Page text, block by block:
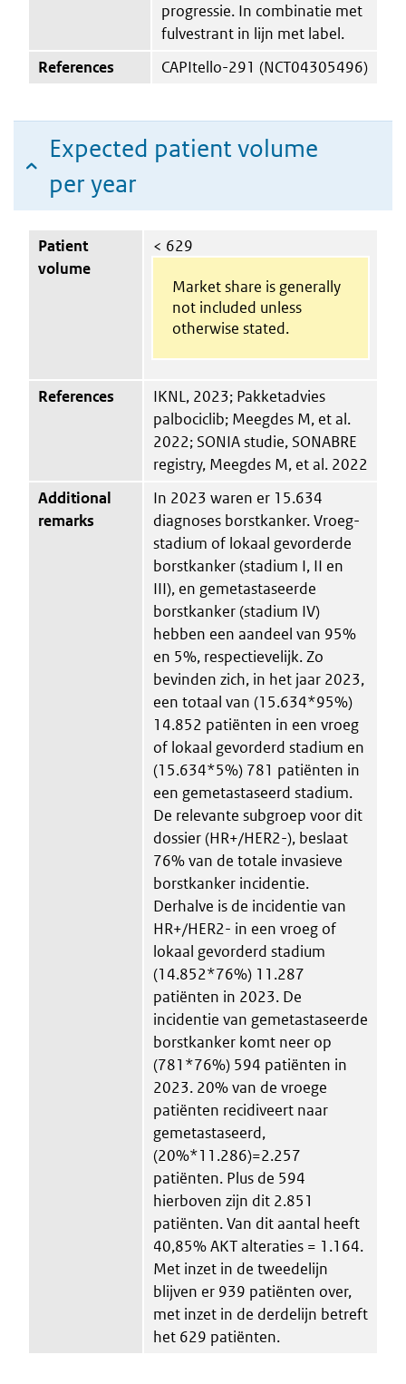
progressie. In combinatie met
fulvestrant in lijn met label.
References
CAPItello-291 (NCT04305496)
Expected patient volume
per year
Patient
volume
< 629
Market share is generally
not included unless
otherwise stated.
References
IKNL, 2023; Pakketadvies
palbociclib; Meegdes M, et al.
2022; SONIA studie, SONABRE
registry, Meegdes M, et al. 2022
Additional
remarks
In 2023 waren er 15.634
diagnoses borstkanker. Vroeg-
stadium of lokaal gevorderde
borstkanker (stadium I, II en
III), en gemetastaseerde
borstkanker (stadium IV)
hebben een aandeel van 95%
en 5%, respectievelijk. Zo
bevinden zich, in het jaar 2023,
een totaal van (15.634*95%)
14.852 patiënten in een vroeg
of lokaal gevorderd stadium en
(15.634*5%) 781 patiënten in
een gemetastaseerd stadium.
De relevante subgroep voor dit
dossier (HR+/HER2-), beslaat
76% van de totale invasieve
borstkanker incidentie.
Derhalve is de incidentie van
HR+/HER2- in een vroeg of
lokaal gevorderd stadium
(14.852*76%) 11.287
patiënten in 2023. De
incidentie van gemetastaseerde
borstkanker komt neer op
(781*76%) 594 patiënten in
2023. 20% van de vroege
patiënten recidiveert naar
gemetastaseerd,
(20%*11.286)=2.257
patiënten. Plus de 594
hierboven zijn dit 2.851
patiënten. Van dit aantal heeft
40,85% AKT alteraties = 1.164.
Met inzet in de tweedelijn
blijven er 939 patiënten over,
met inzet in de derdelijn betreft
het 629 patiënten.